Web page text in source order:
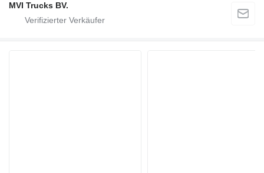
MVI Trucks BV.